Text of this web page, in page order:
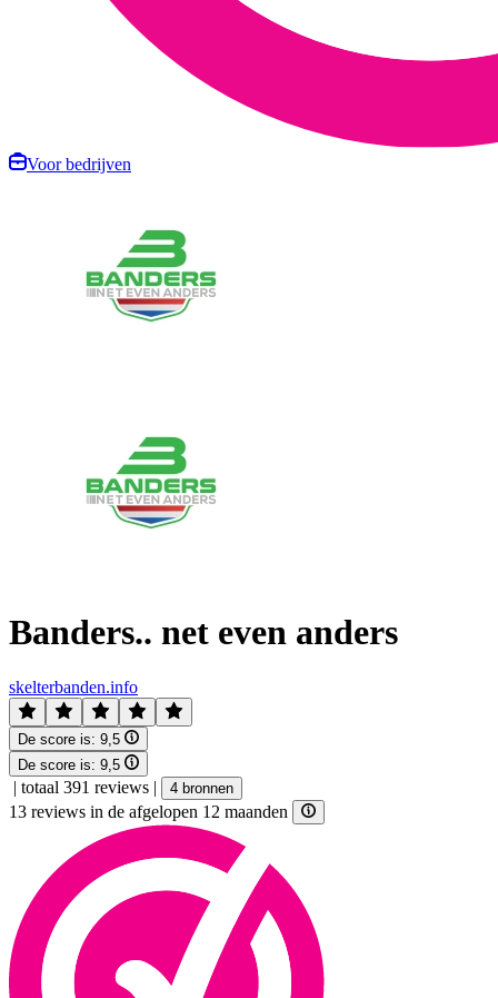
Voor bedrijven
Banders.. net even anders
skelterbanden.info
De score is: 9,5
De score is: 9,5
| totaal 391 reviews | 4 bronnen
13 reviews in de afgelopen 12 maanden